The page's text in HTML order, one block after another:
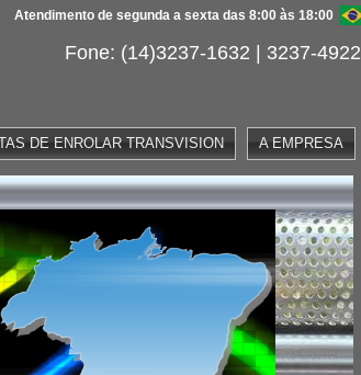
Atendimento de segunda a sexta das 8:00 às 18:00
Fone: (14)3237-1632 | 3237-4922
DE ENROLAR TRANSVISION A EMPRESA